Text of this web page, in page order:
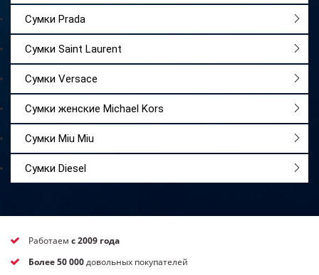
Сумки Prada
Сумки Saint Laurent
Сумки Versace
Сумки женские Michael Kors
Сумки Miu Miu
Сумки Diesel
Работаем с 2009 года
Более 50 000довольных покупателей